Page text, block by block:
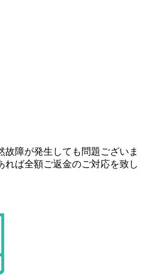
故障が発生しても問題ございま
れば全額ご返金のご対応を致し